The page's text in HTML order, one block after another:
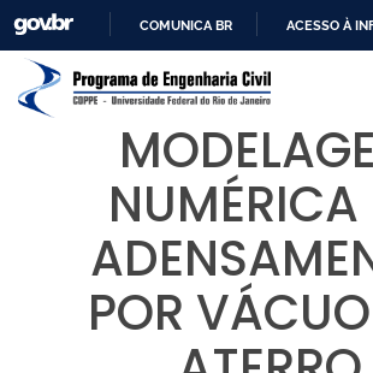
PARA
CONTEÚDO
COMUNICA BR ACESSO À
NUMÉRICA
POR